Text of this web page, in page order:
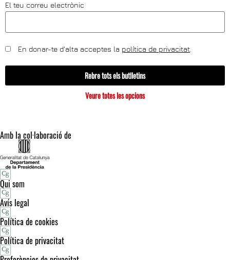
El teu correu electrònic
En donar-te d'alta acceptes la política de privacitat.
Rebre tots els butlletins
Veure totes les opcions
Amb la col·laboració de
Qui som
Avís legal
Política de cookies
Política de privacitat